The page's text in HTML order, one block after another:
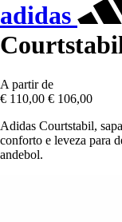
adidas
A partir de
€ 110,00 € 106,00
Adidas Courtstabil,
conforto e leveza para
andebol.